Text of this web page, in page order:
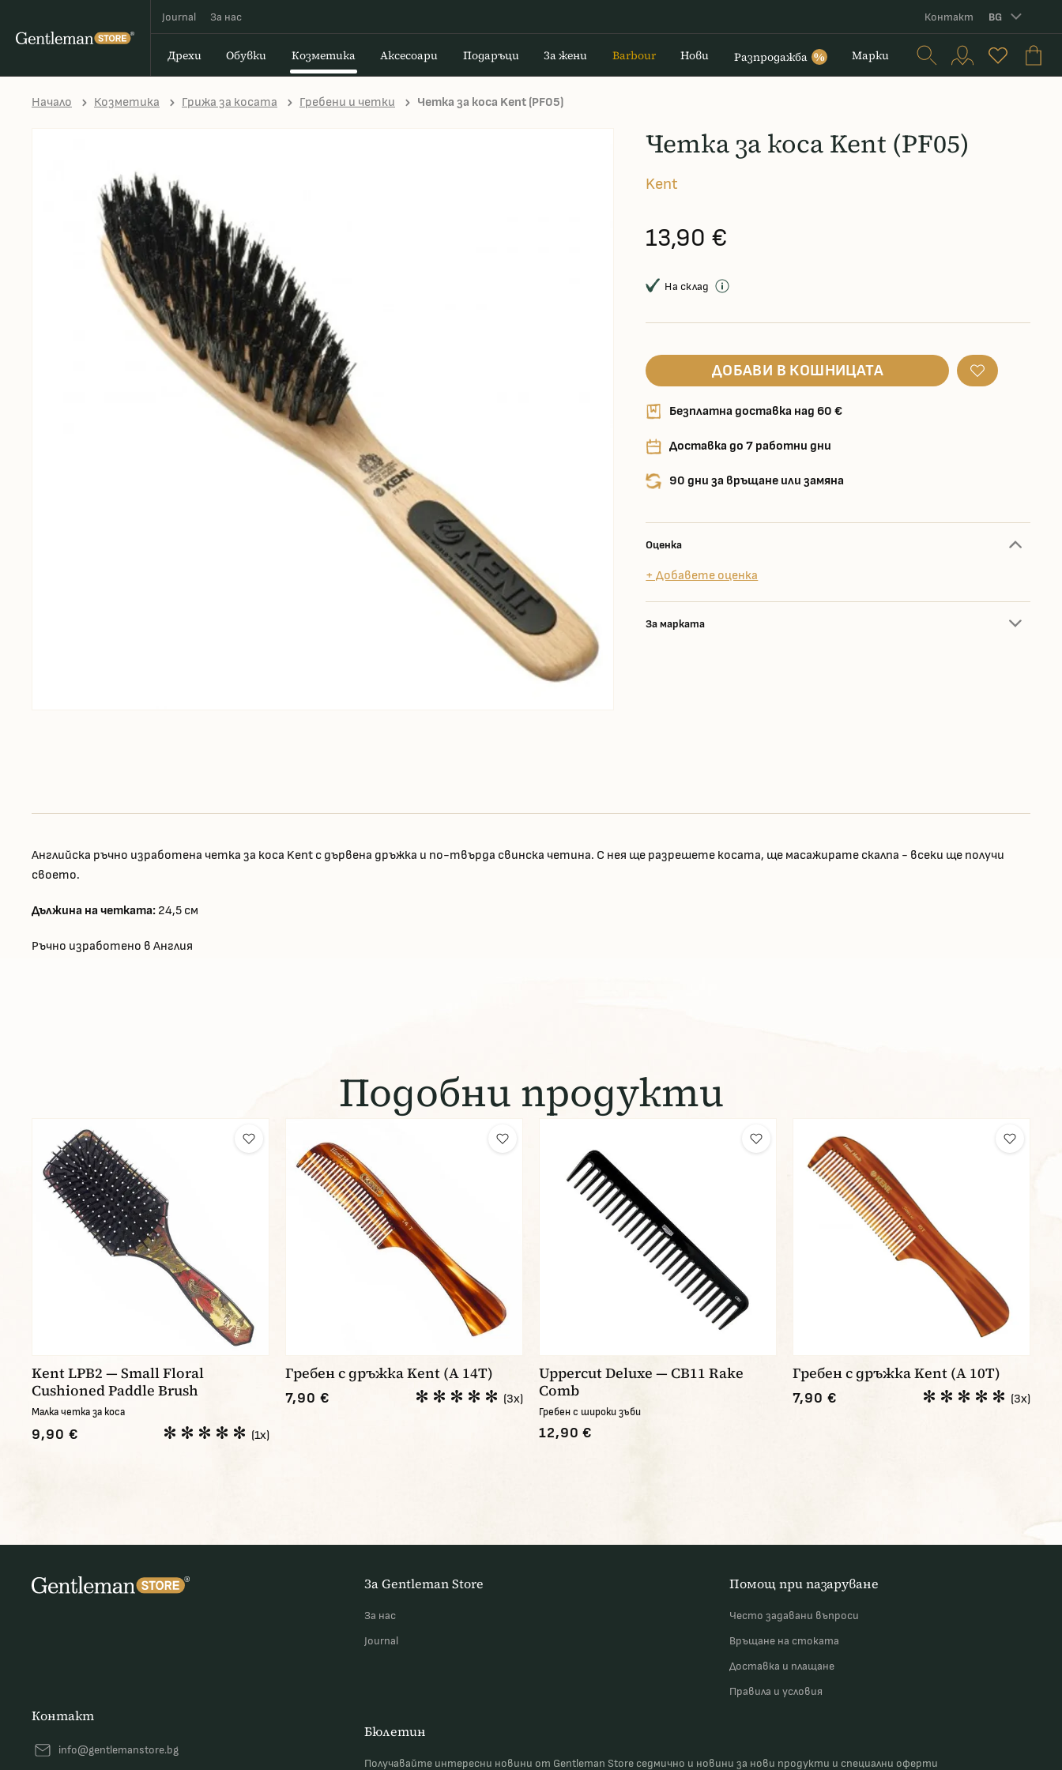
Journal За наc Контакт BG
Дрехи Обувки Козметика Аксесоари Подаръци За жени Barbour Нови Разпродажба % Марки
Начало Козметика Грижа за косата Гребени и четки Четка за коса Kent (PF05)
Четка за коса Kent (PF05)
Kent
13,90 €
На склад
ДОБАВИ В КОШНИЦАТА
Безплатна доставка над 60 €
Доставка до 7 работни дни
90 дни за връщане или замяна
Оценка
+ Добавете оценка
За марката
Английска ръчно изработена четка за коса Kent с дървена дръжка и по-твърда свинска четина. С нея ще разрешете косата, ще масажирате скалпа - всеки ще получи
своето.
Дължина на четката: 24,5 см
Ръчно изработено в Англия
Подобни продукти
Kent LPB2 — Small Floral
Cushioned Paddle Brush
Малка четка за коса
9,90 € (1x)
Гребен с дръжка Kent (A 14T)
7,90 € (3x)
Uppercut Deluxe — CB11 Rake
Comb
Гребен с широки зъби
12,90 €
Гребен с дръжка Kent (A 10T)
7,90 € (3x)
За Gentleman Store
За наc
Journal
Помощ при пазаруване
Често задавани въпроси
Връщане на стоката
Доставка и плащане
Правила и условия
Бюлетин
Получавайте интересни новини от Gentleman Store седмично и новини за нови продукти и специални оферти
Контакт
info@gentlemanstore.bg